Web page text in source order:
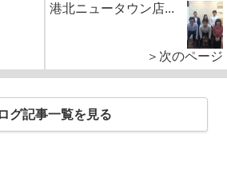
港北ニュータウン店...
＞次のページ
グ記事一覧を見る